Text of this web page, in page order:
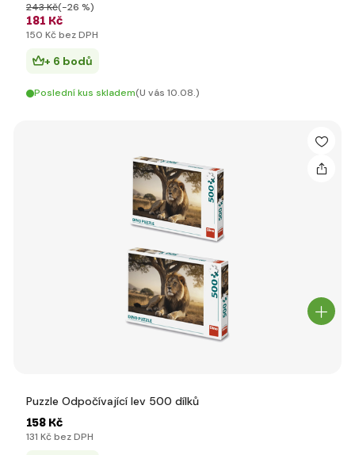
181 Kč
243 Kč(-26 %)
150 Kč bez DPH
+ 6 bodů
Poslední kus skladem(U vás 10.08.)
Puzzle Odpočívající lev 500 dílků
158 Kč
131 Kč bez DPH